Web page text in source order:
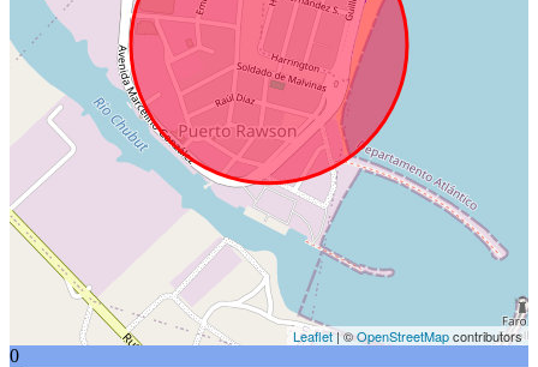
Leaflet | ©OpenStreetMapcontributors
0